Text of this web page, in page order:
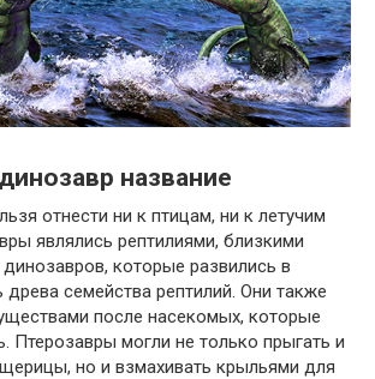
название
отнести ни к птицам, ни к летучим
являлись рептилиями, близкими
которые развились в
древа семейства рептилий. Они также
после насекомых, которые
Птерозавры могли не только прыгать и
но и взмахивать крыльями для